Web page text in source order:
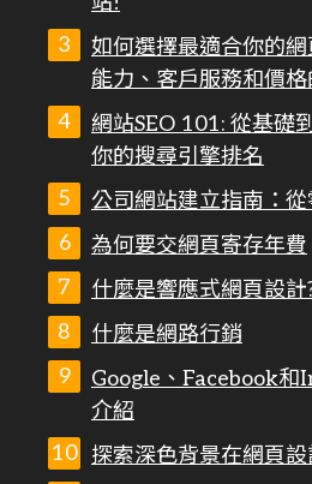
如何選擇最適合你的
能力、客戶服務和價
網站SEO 101: 從基礎
你的搜尋引擎排名
公司網站建立指南：
為何要交網頁寄存年費
什麼是響應式網頁設計
什麼是網路行銷
Google、Facebook和
介紹
探索深色背景在網頁